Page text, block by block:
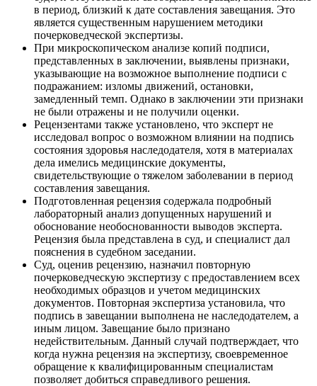
в период, близкий к дате составления завещания. Это
является существенным нарушением методики
почерковедческой экспертизы.
При микроскопическом анализе копий подписи,
представленных в заключении, выявлены признаки,
указывающие на возможное выполнение подписи с
подражанием: изломы движений, остановки,
замедленный темп. Однако в заключении эти признаки
не были отражены и не получили оценки.
Рецензентами также установлено, что эксперт не
исследовал вопрос о возможном влиянии на подпись
состояния здоровья наследодателя, хотя в материалах
дела имелись медицинские документы,
свидетельствующие о тяжелом заболевании в период
составления завещания.
Подготовленная рецензия содержала подробный
лабораторный анализ допущенных нарушений и
обоснование необоснованности выводов эксперта.
Рецензия была представлена в суд, и специалист дал
пояснения в судебном заседании.
Суд, оценив рецензию, назначил повторную
почерковедческую экспертизу с предоставлением всех
необходимых образцов и учетом медицинских
документов. Повторная экспертиза установила, что
подпись в завещании выполнена не наследодателем, а
иным лицом. Завещание было признано
недействительным. Данный случай подтверждает, что
когда нужна рецензия на экспертизу, своевременное
обращение к квалифицированным специалистам
позволяет добиться справедливого решения.